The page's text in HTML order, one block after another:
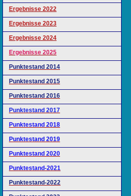
Ergebnisse 2022
Ergebnisse 2023
Ergebnisse 2024
Ergebnisse 2025
Punktestand 2014
Punktestand 2015
Punktestand 2016
Punktestand 2017
Punktestand 2018
Punktestand 2019
Punktestand 2020
Punktestand-2021
Punktestand-2022